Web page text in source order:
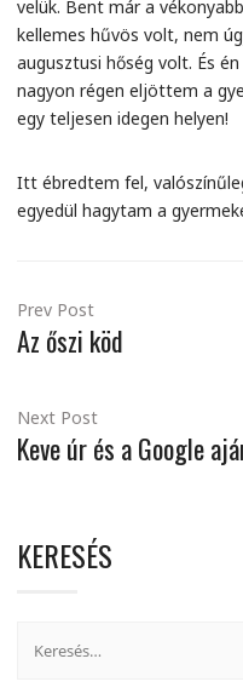
velük. Bent már a
kellemes hűvös volt, nem
augusztusi hőség volt. És
nagyon régen eljöttem a
egy teljesen idegen helyen!
Itt ébredtem fel,
egyedül hagytam a
Prev Post
Az őszi köd
Next Post
Keve úr és a Google
KERESÉS